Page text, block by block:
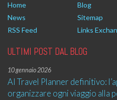
Home Blog
News
Sitemap
RSS Feed
Links
ULTIMI POST DAL BLOG
10 gennaio 2026
AI Travel Planner definitivo:
organizzare ogni viaggio alla